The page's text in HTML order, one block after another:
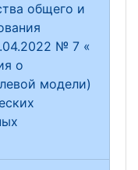
общего и
№ 7 «
о
модели)